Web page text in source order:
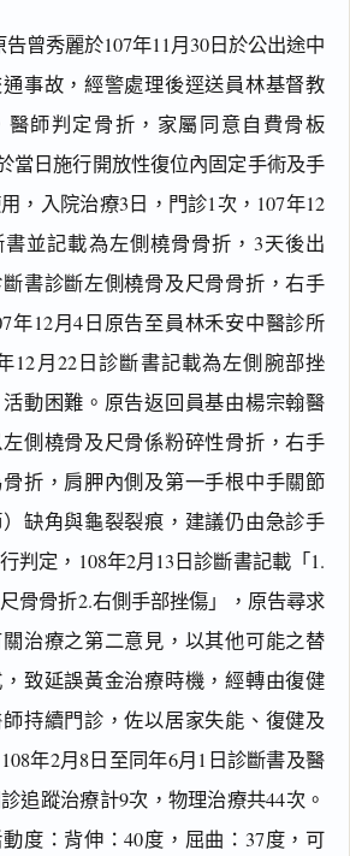
曾秀麗於107年11月30日於公出途中
事故，經警處理後逕送員林基督教
醫師判定骨折，家屬同意自費骨板
當日施行開放性復位內固定手術及手
，入院治療3日，門診1次，107年12
書並記載為左側橈骨骨折，3天後出
書診斷左側橈骨及尺骨骨折，右手
年12月4日原告至員林禾安中醫診所
12月22日診斷書記載為左側腕部挫
動困難。原告返回員基由楊宗翰醫
側橈骨及尺骨係粉碎性骨折，右手
折，肩胛內側及第一手根中手關節
）缺角與龜裂裂痕，建議仍由急診手
判定，108年2月13日診斷書記載「1.
骨骨折2.右側手部挫傷」，原告尋求
治療之第二意見，以其他可能之替
致延誤黃金治療時機，經轉由復健
持續門診，佐以居家失能、復健及
年2月8日至同年6月1日診斷書及醫
追蹤治療計9次，物理治療共44次。
度：背伸：40度，屈曲：37度，可